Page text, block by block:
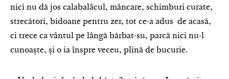
nici nu dă jos calabalâcul, mâncare, schimburi curate,
strecători, bidoane pentru zer, tot ce-a adus de acasă,
ci trece ca vântul pe lângă bărbat-su, parcă nici nu-l
cunoaște, și o ia înspre veceu, plină de bucurie.